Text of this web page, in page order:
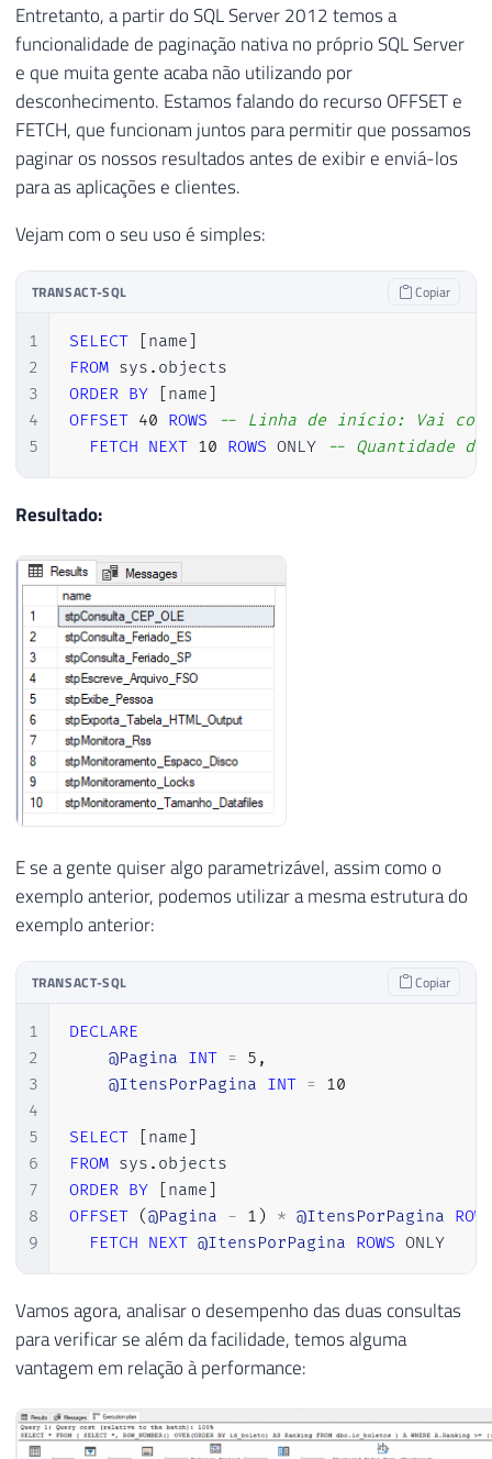
Entretanto, a partir do SQL Server 2012 temos a
funcionalidade de paginação nativa no próprio SQL Server
e que muita gente acaba não utilizando por
desconhecimento. Estamos falando do recurso OFFSET e
FETCH, que funcionam juntos para permitir que possamos
paginar os nossos resultados antes de exibir e enviá-los
para as aplicações e clientes.
Vejam com o seu uso é simples:
TRANSACT-SQL Copiar
1
2
3
4
5
SELECT name
FROM sys .
ORDER BY name
OFFSET 40 ROWS
-- Linha de início: Vai
FETCH NEXT 10 ROWS ONLY -- Quantidade
Resultado:
E se a gente quiser algo parametrizável, assim como o
exemplo anterior, podemos utilizar a mesma estrutura do
exemplo anterior:
TRANSACT-SQL Copiar
1
2
3
4
5
6
7
8
9
DECLARE
@Pagina INT = 5 ,
@ItensPorPagina INT = 10
SELECT [name]
FROM sys .
ORDER BY [name]
OFFSET
(@Pagina - 1 ) * @ItensPorPagina
FETCH NEXT @ItensPorPagina ROWS ONLY
Vamos agora, analisar o desempenho das duas consultas
para verificar se além da facilidade, temos alguma
vantagem em relação à performance: